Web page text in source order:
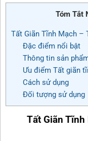
Tóm Tắt
Tất Giãn Tĩnh Mạch –
Đặc điểm nổi bật
Thông tin sản
Ưu điểm Tất giãn
Cách sử dụng
Đối tượng sử dụng
Tất Giãn